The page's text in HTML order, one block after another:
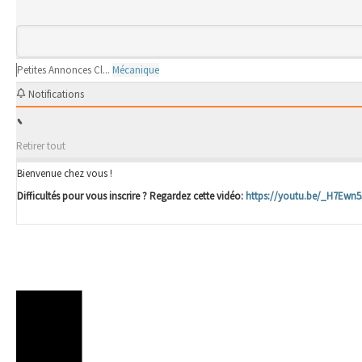
Petites Annonces Cl... Mécanique
Notifications
Retirer tout
Bienvenue chez vous !
Difficultés pour vous inscrire ? Regardez cette vidéo: https://youtu.be/